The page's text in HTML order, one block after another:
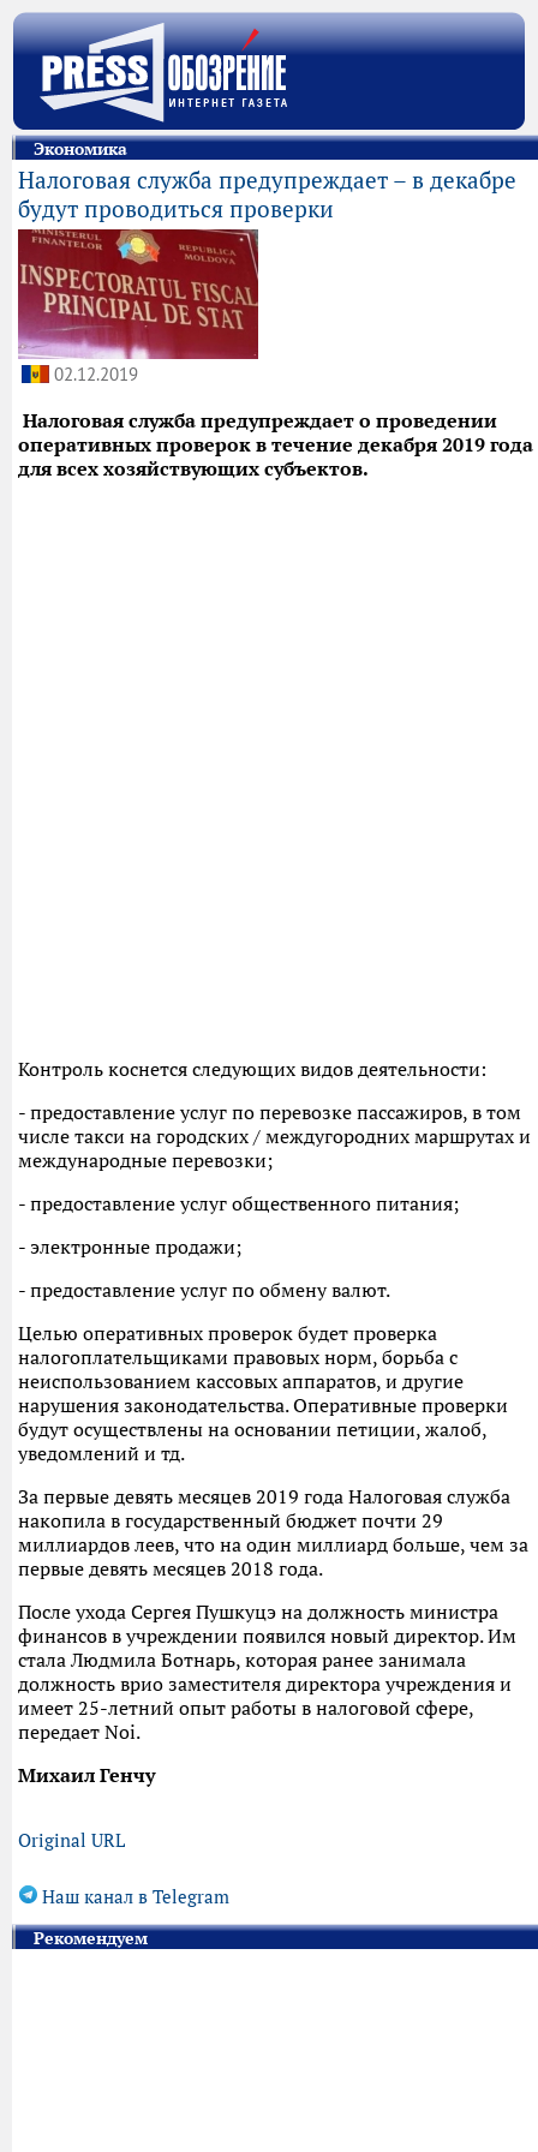
Экономика
Налоговая служба предупреждает – в декабре
будут проводиться проверки
02.12.2019
Налоговая служба предупреждает о проведении
оперативных проверок в течение декабря 2019 года
для всех хозяйствующих субъектов.
Контроль коснется следующих видов деятельности:
- предоставление услуг по перевозке пассажиров, в том
числе такси на городских / междугородних маршрутах и ​​
международные перевозки;
- предоставление услуг общественного питания;
- электронные продажи;
- предоставление услуг по обмену валют.
Целью оперативных проверок будет проверка
налогоплательщиками правовых норм, борьба с
неиспользованием кассовых аппаратов, и другие
нарушения законодательства. Оперативные проверки
будут осуществлены на основании петиции, жалоб,
уведомлений и тд.
За первые девять месяцев 2019 года Налоговая служба
накопила в государственный бюджет почти 29
миллиардов леев, что на один миллиард больше, чем за
первые девять месяцев 2018 года.
После ухода Сергея Пушкуцэ на должность министра
финансов в учреждении появился новый директор. Им
стала Людмила Ботнарь, которая ранее занимала
должность врио заместителя директора учреждения и
имеет 25-летний опыт работы в налоговой сфере,
передает Noi.
Михаил Генчу
Original URL
Наш канал в Telegram
Рекомендуем